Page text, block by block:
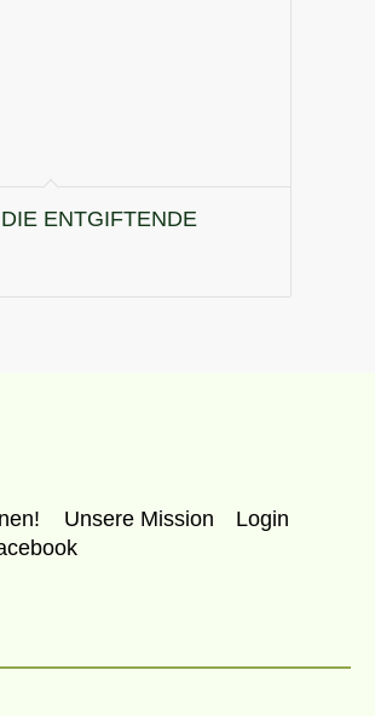
ENTGIFTENDE
Unsere Mission Login